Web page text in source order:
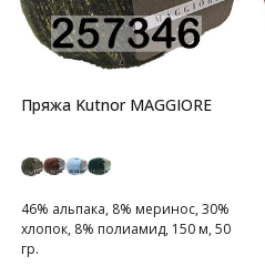
Пряжа Kutnor MAGGIORE
46% альпака, 8% меринос, 30%
хлопок, 8% полиамид, 150 м, 50
гр.